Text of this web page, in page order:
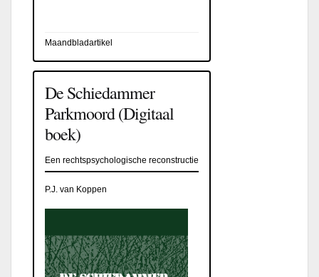
Maandbladartikel
De Schiedammer
Parkmoord (Digitaal
boek)
Een rechtspsychologische reconstructie
P.J. van Koppen